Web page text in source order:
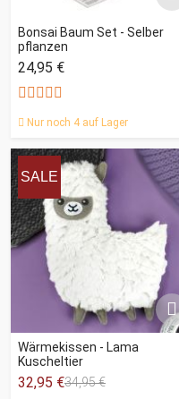
Bonsai Baum Set - Selber
pflanzen
24,95 €
Nur noch 4 auf Lager
SALE
Wärmekissen - Lama
Kuscheltier
32,95 €34,95 €